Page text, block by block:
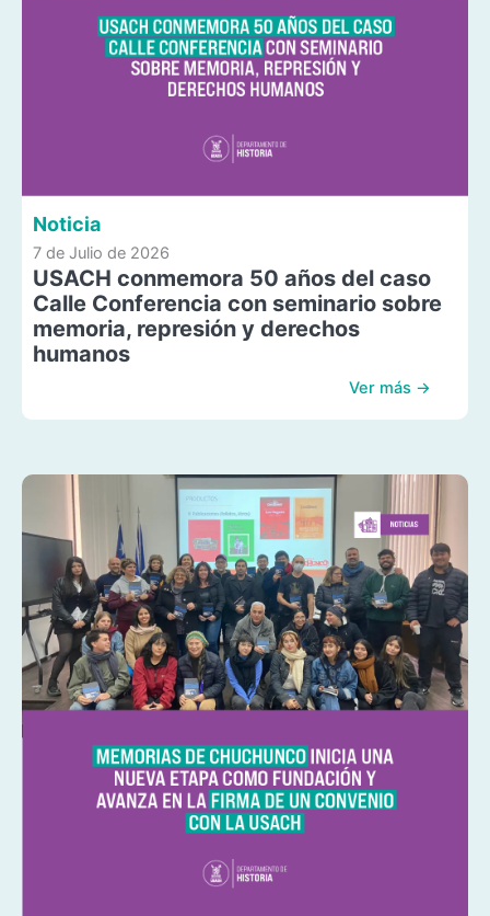
Noticia
7 de Julio de 2026
USACH conmemora 50 años del caso
Calle Conferencia con seminario sobre
memoria, represión y derechos
humanos
Ver más →